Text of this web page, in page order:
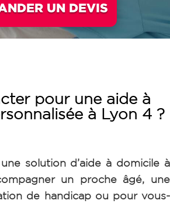
UN DEVIS
pour une aide à
à Lyon 4 ?
solution d’aide à domicile à
un proche âgé, une
de handicap ou pour vous-